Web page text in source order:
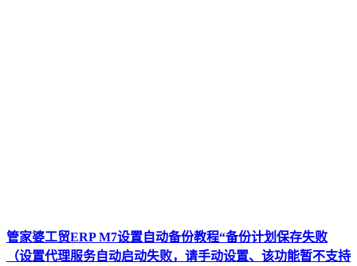
管家婆工贸ERP M7设置自动备份教程“备份计划保存失败
（设置代理服务自动启动失败，请手动设置、该功能暂不支持